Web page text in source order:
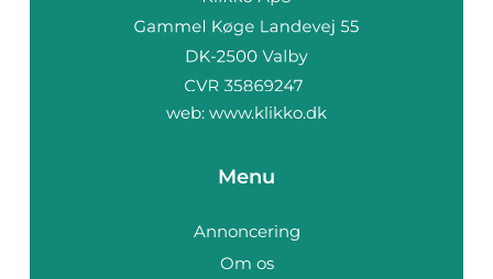
web: www.klikko.dk
Menu
Annoncering
Om os